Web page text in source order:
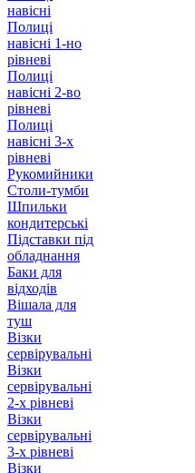
навісні
Полиці
навісні 1-но
рівневі
Полиці
навісні 2-во
рівневі
Полиці
навісні 3-х
рівневі
Рукомийники
Столи-тумби
Шпильки
кондитерські
Підставки під
обладнання
Баки для
відходів
Вішала для
туш
Візки
сервірувальні
Візки
сервірувальні
2-х рівневі
Візки
сервірувальні
3-х рівневі
Візки